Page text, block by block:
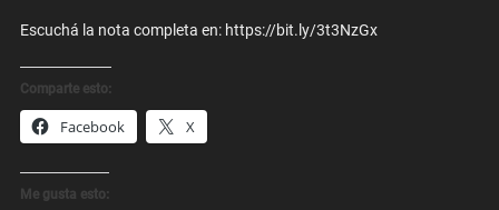
Escuchá la nota completa en: https://bit.ly/3t3NzGx
Comparte esto:
Facebook X
Me gusta esto: